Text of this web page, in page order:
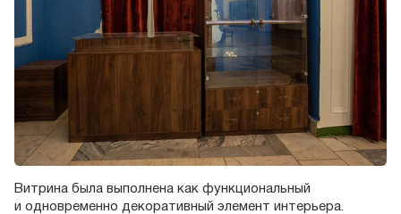
Витрина была выполнена как функциональный
и одновременно декоративный элемент интерьера.